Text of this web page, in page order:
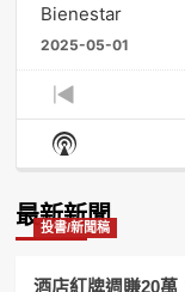
Bienestar
2025-05-01
Previous
Episode
Show
Podcast
最新新聞
投書/新聞稿
酒店紅牌週賺20萬